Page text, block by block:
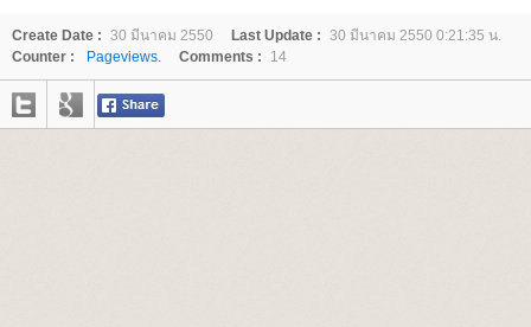
Create Date : 30 มีนาคม 2550 Last Update : 30 มีนาคม 2550 0:21:35 น.
Counter :
Pageviews. Comments : 14